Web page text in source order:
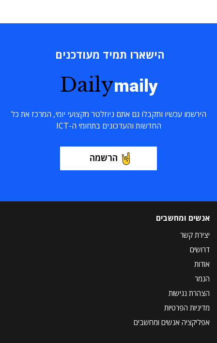
הישארו תמיד מעודכנים
Dailymaily
הירשמו עכשיו ותקבלו גם אתם ניוזלטר מקצועי יומי, המרכז את כל
החדשות והעדכונים בתחומי ה-ICT
הרשמה
אנשים ומחשבים
יצירת קשר
דרושים
אודות
הנמר
הצהרת נגישות
מדיניות הפרטיות
אפליקציה אנשים ומחשבים